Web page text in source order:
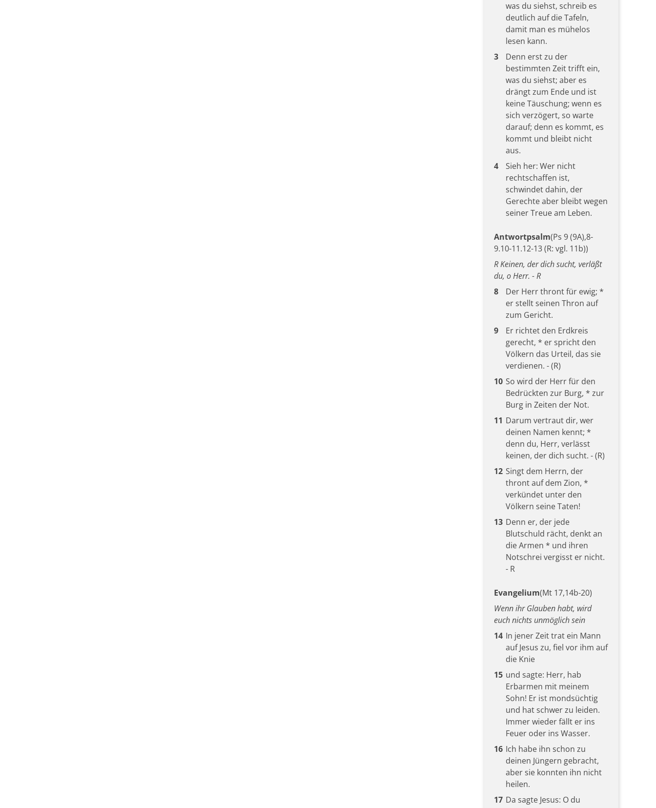
was du siehst, schreib es
deutlich auf die Tafeln,
damit man es mühelos
lesen kann.
3
Denn erst zu der
bestimmten Zeit trifft ein,
was du siehst; aber es
drängt zum Ende und ist
keine Täuschung; wenn es
sich verzögert, so warte
darauf; denn es kommt, es
kommt und bleibt nicht
aus.
4
Sieh her: Wer nicht
rechtschaffen ist,
schwindet dahin, der
Gerechte aber bleibt wegen
seiner Treue am Leben.
Antwortpsalm(Ps 9 (9A),8-
9.10-11.12-13 (R: vgl. 11b))
R Keinen, der dich sucht, verläßt
du, o Herr. - R
8
Der Herr thront für ewig; *
er stellt seinen Thron auf
zum Gericht.
9
Er richtet den Erdkreis
gerecht, * er spricht den
Völkern das Urteil, das sie
verdienen. - (R)
10 So wird der Herr für den
Bedrückten zur Burg, * zur
Burg in Zeiten der Not.
11 Darum vertraut dir, wer
deinen Namen kennt; *
denn du, Herr, verlässt
keinen, der dich sucht. - (R)
12 Singt dem Herrn, der
thront auf dem Zion, *
verkündet unter den
Völkern seine Taten!
13 Denn er, der jede
Blutschuld rächt, denkt an
die Armen * und ihren
Notschrei vergisst er nicht.
- R
Evangelium(Mt 17,14b-20)
Wenn ihr Glauben habt, wird
euch nichts unmöglich sein
14 In jener Zeit trat ein Mann
auf Jesus zu, fiel vor ihm auf
die Knie
15 und sagte: Herr, hab
Erbarmen mit meinem
Sohn! Er ist mondsüchtig
und hat schwer zu leiden.
Immer wieder fällt er ins
Feuer oder ins Wasser.
16 Ich habe ihn schon zu
deinen Jüngern gebracht,
aber sie konnten ihn nicht
heilen.
17 Da sagte Jesus: O du